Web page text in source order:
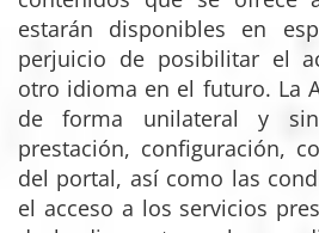
estarán disponibles en
perjuicio de posibilitar el
otro idioma en el futuro. La
de forma unilateral y
prestación, configuración,
del portal, así como las
el acceso a los servicios